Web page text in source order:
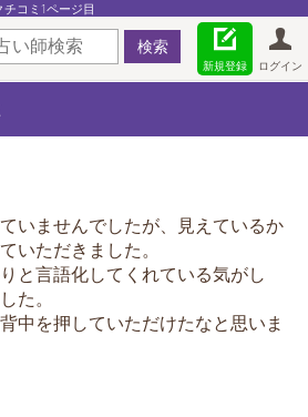
コミ1ページ目
ログイン
新規登録
いませんでしたが、見えているか
いただきました。
と言語化してくれている気がし
た。
中を押していただけたなと思いま